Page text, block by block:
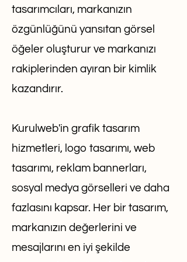
tasarımcıları, markanızın
özgünlüğünü yansıtan görsel
öğeler oluşturur ve markanızı
rakiplerinden ayıran bir kimlik
kazandırır.
Kurulweb'in grafik tasarım
hizmetleri, logo tasarımı, web
tasarımı, reklam bannerları,
sosyal medya görselleri ve daha
fazlasını kapsar. Her bir tasarım,
markanızın değerlerini ve
mesajlarını en iyi şekilde